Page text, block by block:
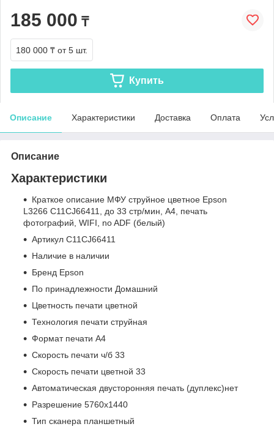
185 000 ₸
180 000 ₸ от 5 шт.
Купить
Описание Характеристики Доставка Оплата
Описание
Характеристики
Краткое описание МФУ струйное цветное Epson
L3266 C11CJ66411, до 33 стр/мин, А4, печать
фотографий, WIFI, no ADF (белый)
Артикул C11CJ66411
Наличие в наличии
Бренд Epson
По принадлежности Домашний
Цветность печати цветной
Технология печати струйная
Формат печати A4
Скорость печати ч/б 33
Скорость печати цветной 33
Автоматическая двусторонняя печать (дуплекс)нет
Разрешение 5760x1440
Тип сканера планшетный